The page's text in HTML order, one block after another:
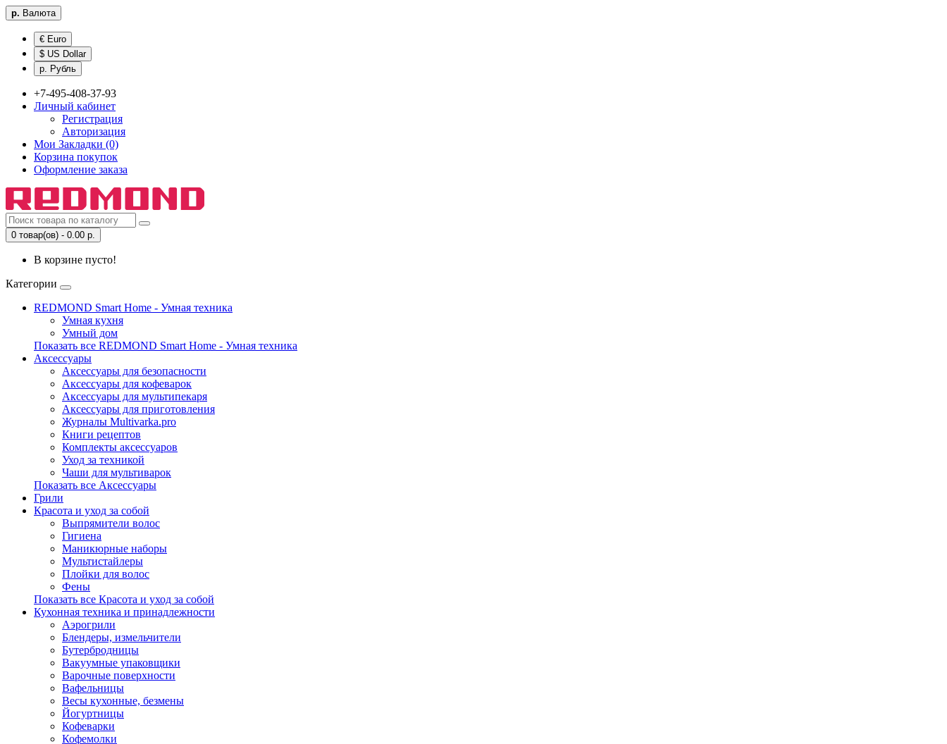
р. Валюта
€ Euro
$ US Dollar
р. Рубль
+7-495-408-37-93
Личный кабинет
Регистрация
Авторизация
Мои Закладки (0)
Корзина покупок
Оформление заказа
0 товар(ов) - 0.00 р.
В корзине пусто!
Категории
REDMOND Smart Home - Умная техника
Умная кухня
Умный дом
Показать все REDMOND Smart Home - Умная техника
Аксессуары
Аксессуары для безопасности
Аксессуары для кофеварок
Аксессуары для мультипекаря
Аксессуары для приготовления
Журналы Multivarka.pro
Книги рецептов
Комплекты аксессуаров
Уход за техникой
Чаши для мультиварок
Показать все Аксессуары
Грили
Красота и уход за собой
Выпрямители волос
Гигиена
Маникюрные наборы
Мультистайлеры
Плойки для волос
Фены
Показать все Красота и уход за собой
Кухонная техника и принадлежности
Аэрогрили
Блендеры, измельчители
Бутербродницы
Вакуумные упаковщики
Варочные поверхности
Вафельницы
Весы кухонные, безмены
Йогуртницы
Кофеварки
Кофемолки